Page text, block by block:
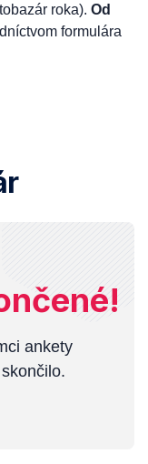
roka). Od
formulára
ankety